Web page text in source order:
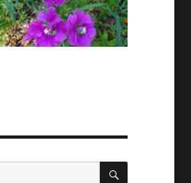
検